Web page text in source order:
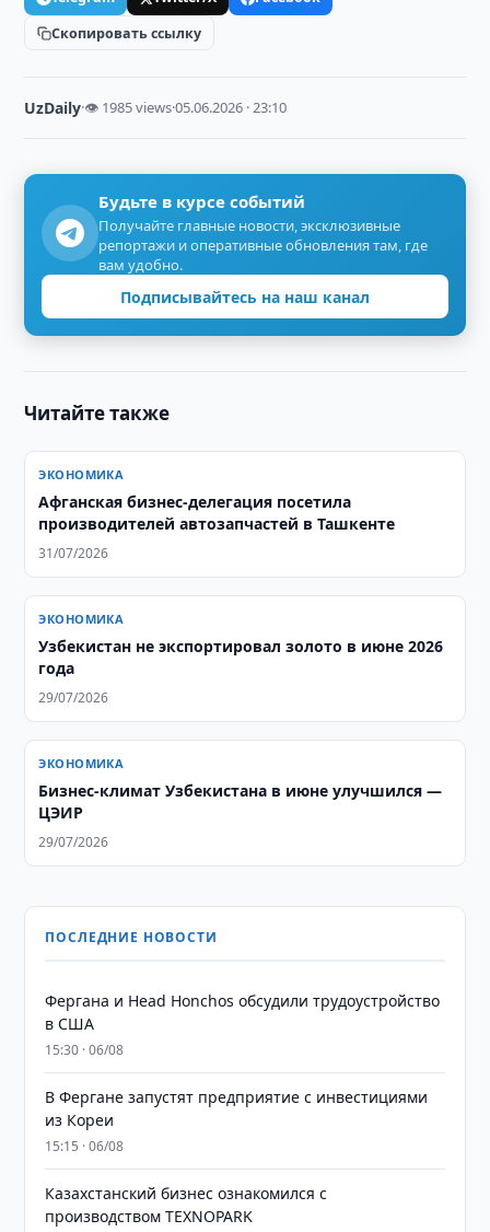
Скопировать ссылку
UzDaily·👁 1985 views·05.06.2026 · 23:10
Будьте в курсе событий
Получайте главные новости, эксклюзивные
репортажи и оперативные обновления там, где
вам удобно.
Подписывайтесь на наш канал
Читайте также
ЭКОНОМИКА
Афганская бизнес-делегация посетила
производителей автозапчастей в Ташкенте
31/07/2026
ЭКОНОМИКА
Узбекистан не экспортировал золото в июне 2026
года
29/07/2026
ЭКОНОМИКА
Бизнес-климат Узбекистана в июне улучшился —
ЦЭИР
29/07/2026
ПОСЛЕДНИЕ НОВОСТИ
Фергана и Head Honchos обсудили трудоустройство
в США
15:30 · 06/08
В Фергане запустят предприятие с инвестициями
из Кореи
15:15 · 06/08
Казахстанский бизнес ознакомился с
производством TEXNOPARK